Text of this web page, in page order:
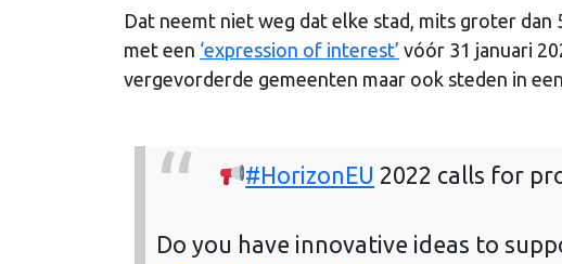
Dat neemt niet weg dat elke stad, mits groter dan
met een ‘expression of interest’ vóór 31 januari
vergevorderde gemeenten maar ook steden in
#HorizonEU 2022 calls for
Do you have innovative ideas to